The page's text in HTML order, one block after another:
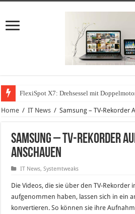
FlexiSpot X7: Drehsessel mit
Home / IT News / Samsung – TV-Rekorder
Samsung – TV-Rekorder
anschauen
IT News,Systemtweaks
Die Videos, die sie über den TV-Rekorder
aufgenommen haben, lassen sich in ein
konvertieren. So können sie ihre